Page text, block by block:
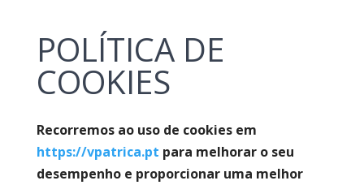
POLÍTICA DE
COOKIES
Recorremos ao uso de cookies em
https://vpatrica.pt para melhorar o seu
desempenho e proporcionar uma melhor